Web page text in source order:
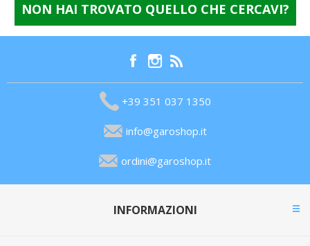
NON HAI TROVATO QUELLO CHE CERCAVI?
+39 351 037 1350
info@garoshop.it
ordini@garoshop.it
INFORMAZIONI